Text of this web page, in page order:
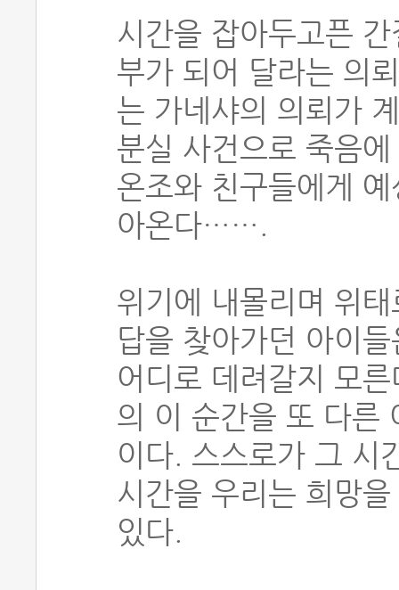
시간을 잡아두고픈
부가 되어 달라는 의
는 가네샤의 의뢰가
분실 사건으로 죽음
온조와 친구들에게
아온다…….
위기에 내몰리며 위
답을 찾아가던 아이들
어디로 데려갈지 모
의 이 순간을 또 다른
이다. 스스로가 그 시
시간을 우리는 희망
있다.